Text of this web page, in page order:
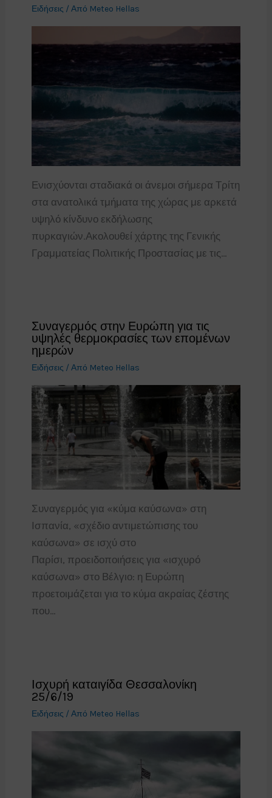
Ειδήσεις / Από Meteo Hellas
Ενισχύονται σταδιακά οι άνεμοι σήμερα Τρίτη
στα ανατολικά τμήματα της χώρας με αρκετά
υψηλό κίνδυνο εκδήλωσης
πυρκαγιών.Ακολουθεί χάρτης της Γενικής
Γραμματείας Πολιτικής Προστασίας με τις…
Συναγερμός στην Ευρώπη για τις
υψηλές θερμοκρασίες των επομένων
ημερών
Ειδήσεις / Από Meteo Hellas
Συναγερμός για «κύμα καύσωνα» στη
Ισπανία, «σχέδιο αντιμετώπισης του
καύσωνα» σε ισχύ στο
Παρίσι, προειδοποιήσεις για «ισχυρό
καύσωνα» στο Βέλγιο: η Ευρώπη
προετοιμάζεται για το κύμα ακραίας ζέστης
που…
Ισχυρή καταιγίδα Θεσσαλονίκη
25/6/19
Ειδήσεις / Από Meteo Hellas